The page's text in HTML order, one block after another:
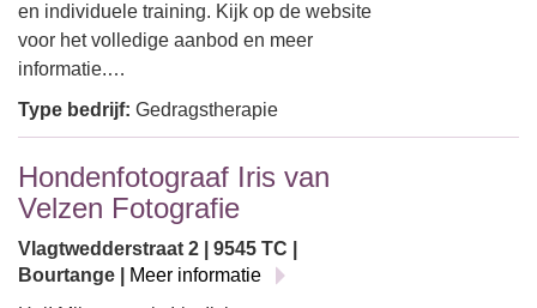
en individuele training. Kijk op de website
voor het volledige aanbod en meer
informatie.…
Type bedrijf: Gedragstherapie
Hondenfotograaf Iris van
Velzen Fotografie
Vlagtwedderstraat 2 | 9545 TC |
Bourtange |
Meer informatie